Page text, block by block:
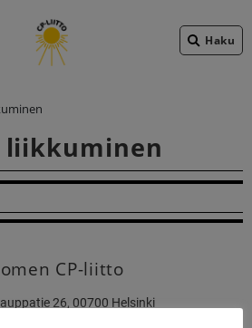
Haku
liikkuminen
CP-liitto
26, 00700 Helsinki